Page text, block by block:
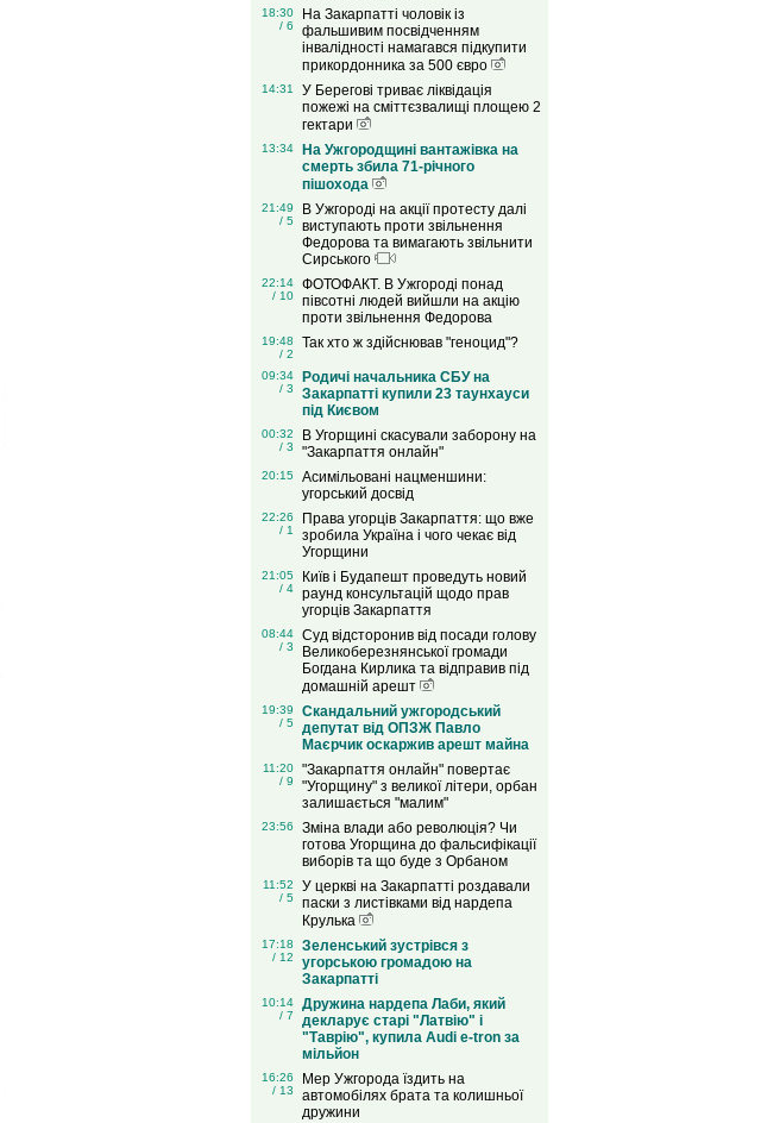
18:30
/ 6
На Закарпатті чоловік із
фальшивим посвідченням
інвалідності намагався підкупити
прикордонника за 500 євро
14:31
У Берегові триває ліквідація
пожежі на сміттєзвалищі площею 2
гектари
13:34
На Ужгородщині вантажівка на
смерть збила 71-річного
пішохода
21:49
/ 5
В Ужгороді на акції протесту далі
виступають проти звільнення
Федорова та вимагають звільнити
Сирського
22:14
/ 10
ФОТОФАКТ. В Ужгороді понад
півсотні людей вийшли на акцію
проти звільнення Федорова
19:48
/ 2
Так хто ж здійснював "геноцид"?
09:34
/ 3
Родичі начальника СБУ на
Закарпатті купили 23 таунхауси
під Києвом
00:32
/ 3
В Угорщині скасували заборону на
"Закарпаття онлайн"
20:15
Асимільовані нацменшини:
угорський досвід
22:26
/ 1
Права угорців Закарпаття: що вже
зробила Україна і чого чекає від
Угорщини
21:05
/ 4
Київ і Будапешт проведуть новий
раунд консультацій щодо прав
угорців Закарпаття
08:44
/ 3
Суд відсторонив від посади голову
Великоберезнянської громади
Богдана Кирлика та відправив під
домашній арешт
19:39
/ 5
Скандальний ужгородський
депутат від ОПЗЖ Павло
Маєрчик оскаржив арешт майна
11:20
/ 9
"Закарпаття онлайн" повертає
"Угорщину" з великої літери, орбан
залишається "малим"
23:56
Зміна влади або революція? Чи
готова Угорщина до фальсифікації
виборів та що буде з Орбаном
11:52
/ 5
У церкві на Закарпатті роздавали
паски з листівками від нардепа
Крулька
17:18
/ 12
Зеленський зустрівся з
угорською громадою на
Закарпатті
10:14
/ 7
Дружина нардепа Лаби, який
декларує старі "Латвію" і
"Таврію", купила Audi e-tron за
мільйон
16:26
/ 13
Мер Ужгорода їздить на
автомобілях брата та колишньої
дружини